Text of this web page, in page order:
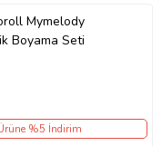
Mymelody
Boyama Seti
%5 İndirim